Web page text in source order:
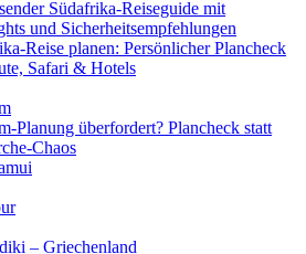
Südafrika-Reiseguide mit
und Sicherheitsempfehlungen
Reise planen: Persönlicher Plancheck
Safari & Hotels
Planung überfordert? Plancheck statt
Chaos
– Griechenland